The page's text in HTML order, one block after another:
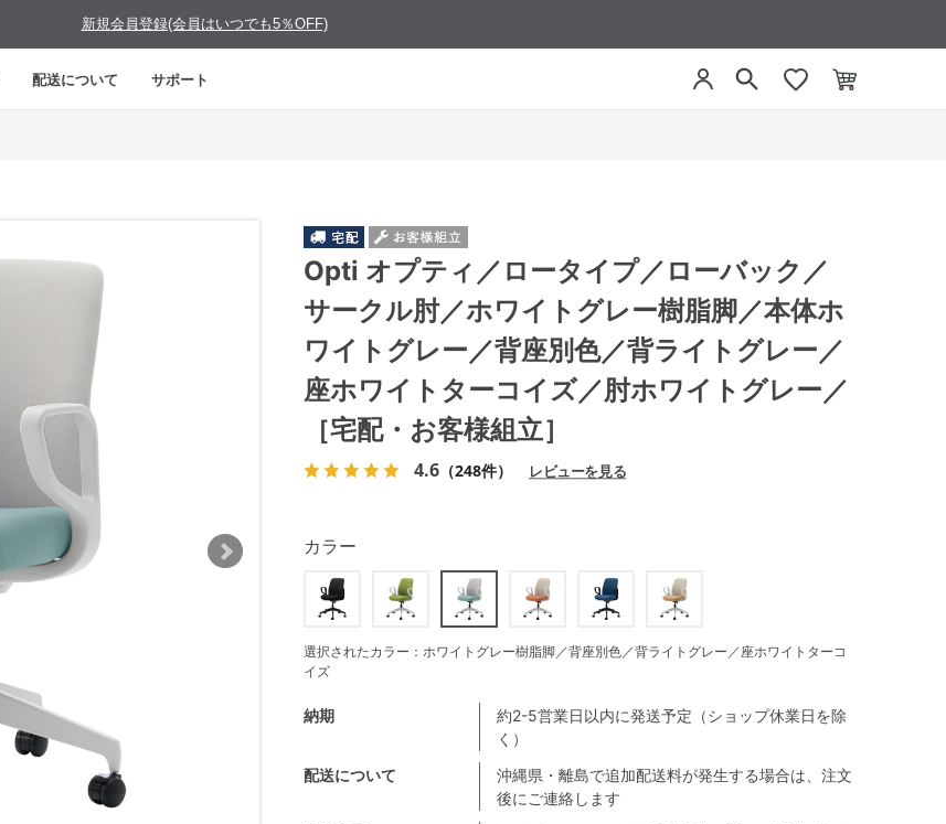
新規会員登録(会員はいつでも5％OFF)
配送について サポート
Opti オプティ／ロータイプ／ローバック／
サークル肘／ホワイトグレー樹脂脚／本体ホ
ワイトグレー／背座別色／背ライトグレー／
座ホワイトターコイズ／肘ホワイトグレー／
［宅配・お客様組立］
4.6 （248件） レビューを見る
配送について
沖縄県・離島で追加配送料が発生する場合は、注文
後にご連絡します
納期
約2-5営業日以内に発送予定（ショップ休業日を除
く）
カラー
選択されたカラー：ホワイトグレー樹脂脚／背座別色／背ライトグレー／座ホワイトターコ
イズ